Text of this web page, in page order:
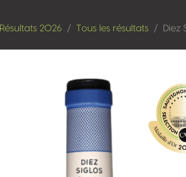
Résultats 2026 Tous les résultats Diez